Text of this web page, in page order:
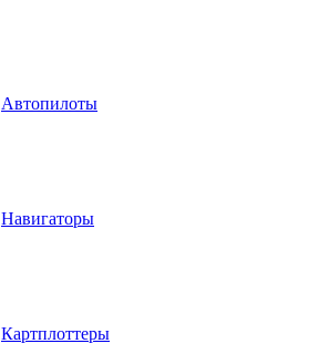
Автопилоты
Навигаторы
Картплоттеры